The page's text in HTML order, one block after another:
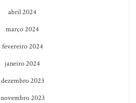
abril 2024
março 2024
fevereiro 2024
janeiro 2024
dezembro 2023
novembro 2023